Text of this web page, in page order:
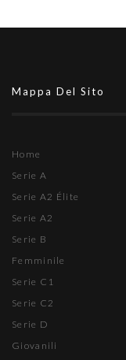
Mappa Del Sito
Home
Serie A
Serie A2 Élite
Serie A2
Serie B
Femminile
Serie C1
Serie C2
Serie D
Giovanili